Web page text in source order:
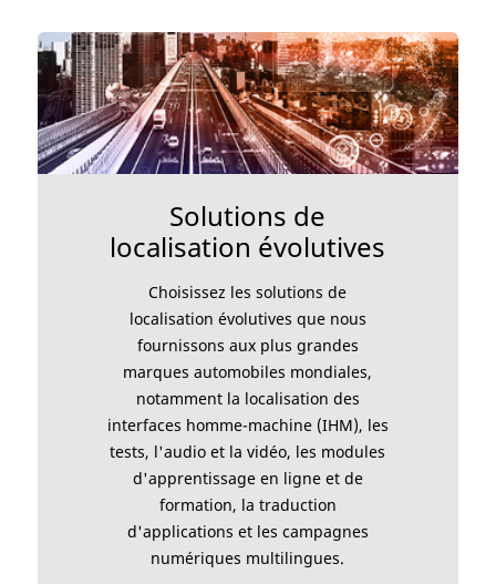
Solutions de
localisation évolutives
Choisissez les solutions de
localisation évolutives que nous
fournissons aux plus grandes
marques automobiles mondiales,
notamment la localisation des
interfaces homme-machine (IHM), les
tests, l'audio et la vidéo, les modules
d'apprentissage en ligne et de
formation, la traduction
d'applications et les campagnes
numériques multilingues.